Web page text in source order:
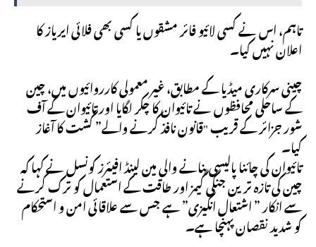
تاہم، اس نے کسی لائیو فائر مشقوں یا کسی بھی فلائی ایریاز کا
اعلان نہیں کیا۔
چینی سرکاری میڈیا کے مطابق، غیر معمولی کارروائیوں میں، چین
کے ساحلی محافظوں نے تائیوان کا چکر لگایا اور تائیوان کے آف
شور جزائر کے قریب "قانون نافذ کرنے والے” گشت کا آغاز
کیا۔
تائیوان کی چائنا پالیسی بنانے والی مین لینڈ افیئرز کونسل نے کہا کہ
چین کی تازہ ترین جنگی گیمز اور طاقت کے استعمال کو ترک کرنے
سے انکار ” اشتعال انگیزی” ہے جس سے علاقائی امن و استحکام
کو شدید نقصان پہنچا ہے۔